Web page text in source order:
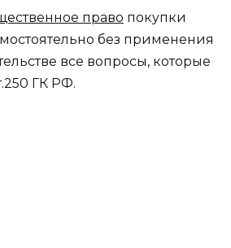
право покупки
без применения
все вопросы, которые
ГК РФ.